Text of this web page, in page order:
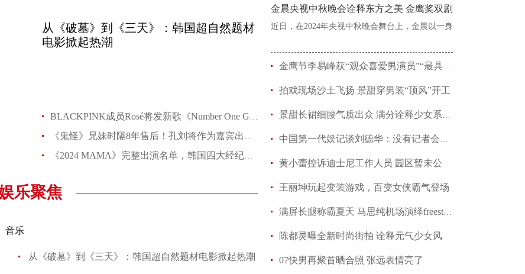
从《破墓》到《三天》：韩国超自然题材
电影掀起热潮
BLACKPINK成员Rosé将发新歌《Number One Girl》
《鬼怪》兄妹时隔8年售后！孔刘将作为嘉宾出演刘寅娜的电台，剧迷：终
《2024 MAMA》完整出演名单，韩国四大经纪公司中唯独JYP旗下歌手团
乐聚焦
音乐
从《破墓》到《三天》：韩国超自然题材电影掀起热潮
金晨央视中秋晚会诠释东方之美 金鹰奖双剧
近日，在2024年央视中秋晚会舞台上，金晨以一身
金鹰节李易峰获“观众喜爱男演员”“最具人气男演
拍戏现场沙土飞扬 景甜穿男装“顶风”开工
景甜长裙细腰气质出众 满分诠释少女系优雅
中国第一代娱记谈刘德华：没有记者会不喜欢他
黄小蕾控诉迪士尼工作人员 园区暂未公开回应当事
王丽坤玩起变装游戏，百变女侠霸气登场
满屏长腿称霸夏天 马思纯机场演绎freestyle
陈都灵曝全新时尚街拍 诠释元气少女风
07快男再聚首晒合照 张远表情亮了